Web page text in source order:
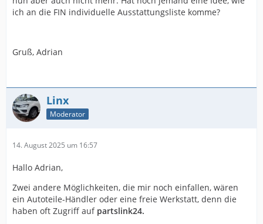
ich an die FIN individuelle Ausstattungsliste komme?
Gruß, Adrian
Linx
Moderator
14. August 2025 um 16:57
Hallo Adrian,
Zwei andere Möglichkeiten, die mir noch einfallen, wären
ein Autoteile-Händler oder eine freie Werkstatt, denn die
haben oft Zugriff auf partslink24.